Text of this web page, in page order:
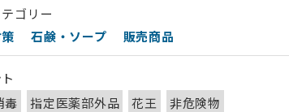
ゴリー
石鹸・ソープ 販売商品
毒
指定医薬部外品 花王 非危険物